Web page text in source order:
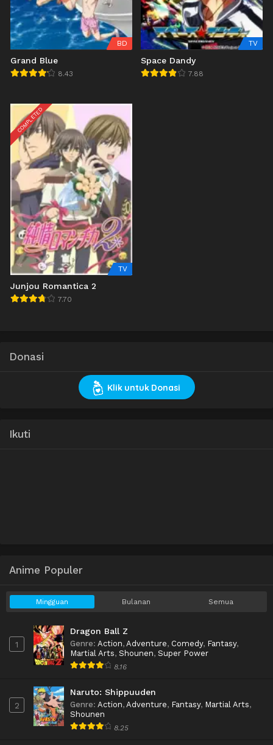
BD
Grand Blue
8.43
TV
Space Dandy
7.88
COMPLETED
TV
Junjou Romantica 2
7.70
Donasi
Klik untuk Donasi
Ikuti
Anime Populer
Mingguan Bulanan Semua
1
Dragon Ball Z
Genre: Action, Adventure, Comedy, Fantasy,
Martial Arts, Shounen, Super Power
8.16
2
Naruto: Shippuuden
Genre: Action, Adventure, Fantasy, Martial Arts,
Shounen
8.25